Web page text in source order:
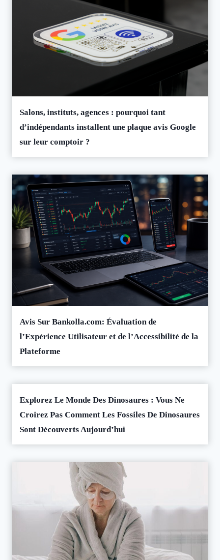
Salons, instituts, agences : pourquoi tant
d’indépendants installent une plaque avis Google
sur leur comptoir ?
Avis Sur Bankolla.com: Évaluation de
l’Expérience Utilisateur et de l’Accessibilité de la
Plateforme
Explorez Le Monde Des Dinosaures : Vous Ne
Croirez Pas Comment Les Fossiles De Dinosaures
Sont Découverts Aujourd’hui